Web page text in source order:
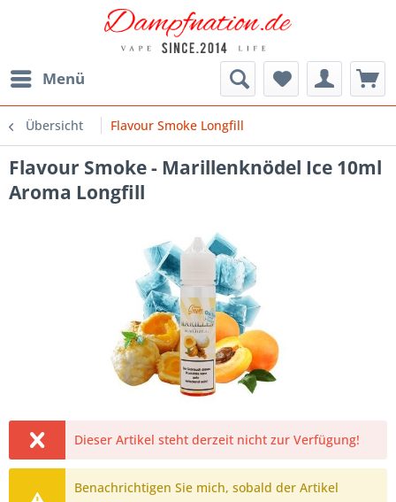
Menü
Übersicht Flavour Smoke Longfill
Flavour Smoke - Marillenknödel Ice 10ml
Aroma Longfill
Dieser Artikel steht derzeit nicht zur Verfügung!
Benachrichtigen Sie mich, sobald der Artikel